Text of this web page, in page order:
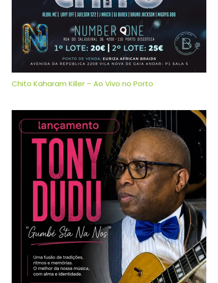
Chito Kaharam Killer – Ao Vivo no Porto